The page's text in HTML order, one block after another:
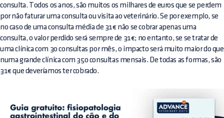
consulta. Todos os anos, são muitos os milhares de euros que se perdem
por não faturar uma consulta ou visita ao veterinário. Se por exemplo, se
no caso de uma consulta média de 31€ não se cobrar apenas uma
consulta, o valor perdido será sempre de 31€; no entanto, se se tratar de
uma clínica com 30 consultas por mês, o impacto será muito maior do que
numa grande clínica com 350 consultas mensais. De todas as formas, são
31€ que deveríamos ter cobrado.